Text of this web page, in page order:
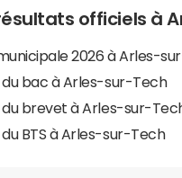
officiels à
2026 à Arles-
du bac à Arles-sur-Tech
du brevet à Arles-sur-
BTS à Arles-sur-Tech